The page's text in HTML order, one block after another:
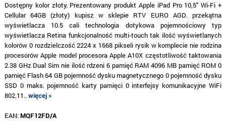
Dostępny kolor złoty. Prezentowany produkt Apple iPad Pro 10,5" Wi-Fi +
Cellular 64GB (złoty) kupisz w sklepie RTV EURO AGD. przekątna
wyświetlacza 10.5 cali technologia dotykowa pojemnościowy typ
wyświetlacza Retina funkcjonalność multi-touch tak ilość wyświetlanych
kolorów 0 rozdzielczość 2224 x 1668 pikseli rysik w komplecie nie rodzina
procesorów Apple model procesora Apple A10X częstotliwość taktowania
2.38 GHz Dual Sim nie ilość rdzeni 6 pamięć RAM 4096 MB pamięć ROM 0
pamięć Flash 64 GB pojemność dysku magnetycznego 0 pojemność dysku
SSD 0 maks. pojemność karty pamięci 0 interfejsy komunikacyjne WiFi
802.11..więcej »
EAN:MQF12FD/A